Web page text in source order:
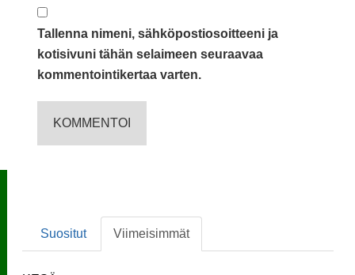
Tallenna nimeni, sähköpostiosoitteeni ja
kotisivuni tähän selaimeen seuraavaa
kommentointikertaa varten.
Suositut Viimeisimmät